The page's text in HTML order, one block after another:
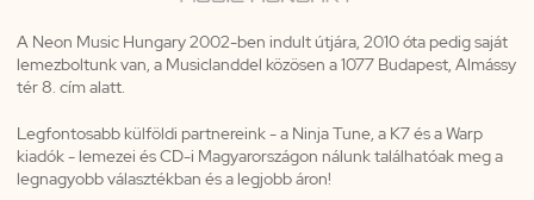
A Neon Music Hungary 2002-ben indult útjára, 2010 óta pedig saját
lemezboltunk van, a Musiclanddel közösen a 1077 Budapest, Almássy
tér 8. cím alatt.
Legfontosabb külföldi partnereink - a Ninja Tune, a K7 és a Warp
kiadók - lemezei és CD-i Magyarországon nálunk találhatóak meg a
legnagyobb választékban és a legjobb áron!